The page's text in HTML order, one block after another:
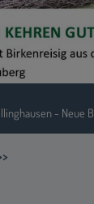
- Neue